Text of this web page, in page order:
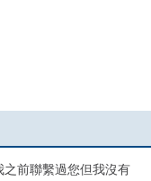
之前聯繫過您但我沒有